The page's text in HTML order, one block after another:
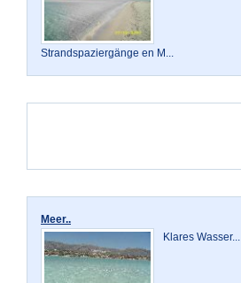
Strandspaziergänge en M...
Meer..
Klares Wasser...